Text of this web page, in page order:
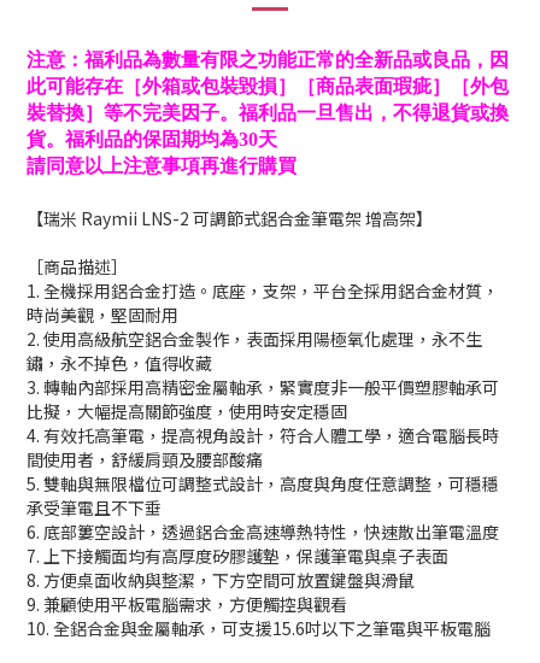
注意：福利品為數量有限之功能正常的全新品或良品，因
此可能存在［外箱或包裝毀損］［商品表面瑕疵］［外包
裝替換］等不完美因子。福利品一旦售出，不得退貨或換
貨。福利品的保固期均為30天
請同意以上注意事項再進行購買
【瑞米 Raymii LNS-2 可調節式鋁合金筆電架 增高架】
［商品描述］
1. 全機採用鋁合金打造。底座，支架，平台全採用鋁合金材質，
時尚美觀，堅固耐用
2. 使用高級航空鋁合金製作，表面採用陽極氧化處理，永不生
鏽，永不掉色，值得收藏
3. 轉軸內部採用高精密金屬軸承，緊實度非一般平價塑膠軸承可
比擬，大幅提高關節強度，使用時安定穩固
4. 有效托高筆電，提高視角設計，符合人體工學，適合電腦長時
間使用者，舒緩肩頸及腰部酸痛
5. 雙軸與無限檔位可調整式設計，高度與角度任意調整，可穩穩
承受筆電且不下垂
6. 底部簍空設計，透過鋁合金高速導熱特性，快速散出筆電溫度
7. 上下接觸面均有高厚度矽膠護墊，保護筆電與桌子表面
8. 方便桌面收納與整潔，下方空間可放置鍵盤與滑鼠
9. 兼顧使用平板電腦需求，方便觸控與觀看
10. 全鋁合金與金屬軸承，可支援15.6吋以下之筆電與平板電腦